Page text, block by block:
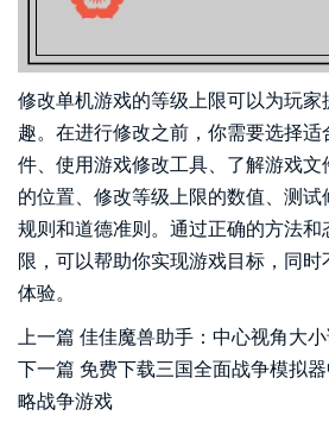
修改单机游戏的等级上限可以为玩
趣。在进行修改之前，你需要选择
件、使用游戏修改工具、了解游戏
的位置、修改等级上限的数值、测
规则和道德准则。通过正确的方法
限，可以帮助你实现游戏目标，同
体验。
上一篇 佳佳魔兽助手：中心视角大
下一篇 免费下载三国全面战争模拟
略战争游戏